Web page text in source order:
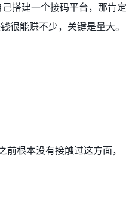
搭建一个接码平台，那肯定
很能赚不少，关键是量大。
根本没有接触过这方面，